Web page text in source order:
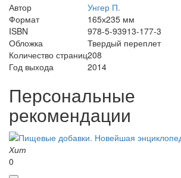
Автор
Унгер П.
Формат
165х235 мм
ISBN
978-5-93913-177-3
Обложка
Твердый переплет
Количество страниц208
Год выхода
2014
Персональные
рекомендации
Хит
0